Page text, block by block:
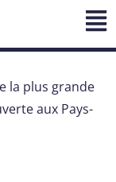
la plus grande
aux Pays-